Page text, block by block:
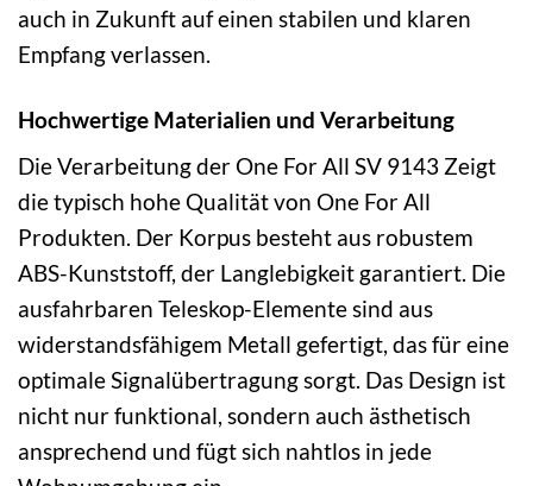
auch in Zukunft auf einen stabilen und klaren
Empfang verlassen.
Hochwertige Materialien und Verarbeitung
Die Verarbeitung der One For All SV 9143 Zeigt
die typisch hohe Qualität von One For All
Produkten. Der Korpus besteht aus robustem
ABS-Kunststoff, der Langlebigkeit garantiert. Die
ausfahrbaren Teleskop-Elemente sind aus
widerstandsfähigem Metall gefertigt, das für eine
optimale Signalübertragung sorgt. Das Design ist
nicht nur funktional, sondern auch ästhetisch
ansprechend und fügt sich nahtlos in jede